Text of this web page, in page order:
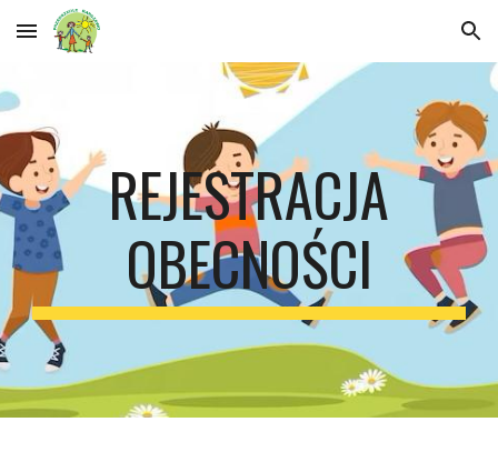
Skip to main content Skip to navigation
REJESTRACJA
OBECNOŚCI